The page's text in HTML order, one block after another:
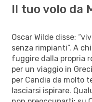
Il tuo volo da
Oscar Wilde disse:
senza rimpianti”. A
fuggire dalla propria
per un viaggio in
per Candia da molto
lasciarsi ispirare.